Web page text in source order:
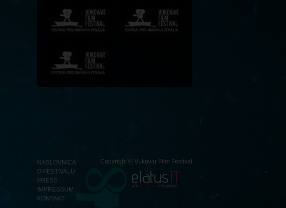
NASLOVNICA
O FESTIVALU
PRESS
IMPRESSUM
KONTAKT
Copyright © Vukovar Film Festival